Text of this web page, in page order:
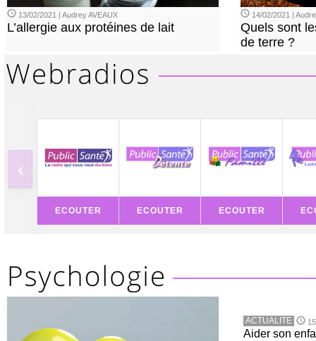
13/02/2021 | Audrey AVEAUX
L’allergie aux protéines de lait
14/02/2021 |
Quels sont
de terre ?
‹
ECOUTER ECOUTER ECOUTER
ACTUALITE
Aider son